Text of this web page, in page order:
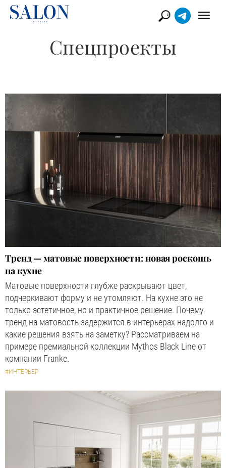
Спецпроекты
Тренд — матовые поверхности: новая роскошь
на кухне
Матовые поверхности глубже раскрывают цвет,
подчеркивают форму и не утомляют. На кухне это не
только эстетичное, но и практичное решение. Почему
тренд на матовость задержится в интерьерах надолго и
какие решения взять на заметку? Рассматриваем на
примере премиальной коллекции Mythos Black Line от
компании Franke.
#ИНТЕРЬЕР